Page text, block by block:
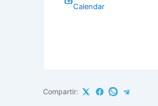
Calendar
Compartir: